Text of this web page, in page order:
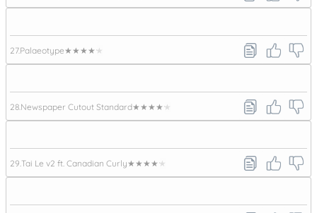
27.Palaeotype★★★★★
28. Newspaper Cutout Standard★★★★★
29. Tai Le v2 ft. Canadian Curly★★★★★